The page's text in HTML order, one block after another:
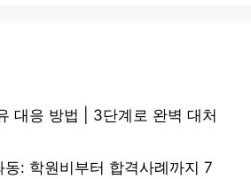
대응 방법 | 3단계로 완벽 대처
동: 학원비부터 합격사례까지 7